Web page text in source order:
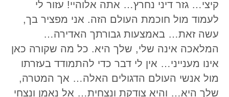
קיצי… גזר דיני נחרץ… אתה אלוהיי! עזור לי
לעמוד מול חוכמת העולם הזה. אני מפציר בך,
עשה זאת… באמצעות גבורתך האדירה…
המלאכה אינה שלי, שלך היא. כל מה שקורה כאן
אינו מענייני… אין לי דבר כדי להתמודד בעזרתו
מול אנשי העולם הדגולים האלה… אך המטרה,
שלך היא… והיא צודקת ונצחית… אל נאמן ונצחי